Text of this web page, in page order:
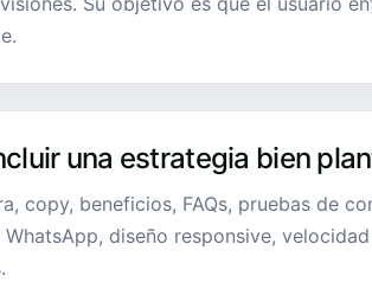
una estrategia bien
copy, beneficios, FAQs, pruebas de
WhatsApp, diseño responsive,